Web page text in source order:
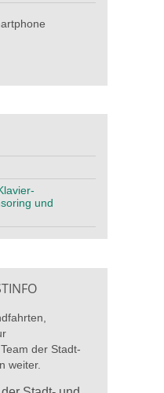
und
der Stadt-
weiter.